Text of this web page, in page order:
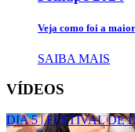
Veja como foi a
SAIBA MAIS
VÍDEOS
DIA 5 | FESTIVAL DE